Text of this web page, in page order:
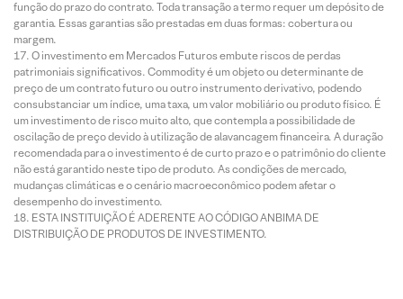
função do prazo do contrato. Toda transação a termo requer um depósito de
garantia. Essas garantias são prestadas em duas formas: cobertura ou
margem.
O investimento em Mercados Futuros embute riscos de perdas
patrimoniais significativos. Commodity é um objeto ou determinante de
preço de um contrato futuro ou outro instrumento derivativo, podendo
consubstanciar um índice, uma taxa, um valor mobiliário ou produto físico. É
um investimento de risco muito alto, que contempla a possibilidade de
oscilação de preço devido à utilização de alavancagem financeira. A duração
recomendada para o investimento é de curto prazo e o patrimônio do cliente
não está garantido neste tipo de produto. As condições de mercado,
mudanças climáticas e o cenário macroeconômico podem afetar o
desempenho do investimento.
ESTA INSTITUIÇÃO É ADERENTE AO CÓDIGO ANBIMA DE
DISTRIBUIÇÃO DE PRODUTOS DE INVESTIMENTO.